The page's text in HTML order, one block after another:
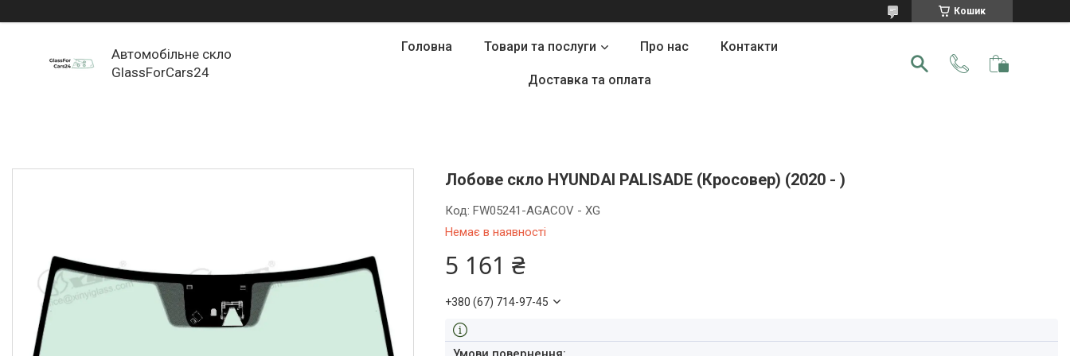
Кошик
Автомобільне скло
GlassForCars24
Головна Товари та послуги Про нас Контакти
Доставка та оплата
Лобове скло HYUNDAI PALISADE (Кросовер) (2020 - )
Немає в наявності
Код:FW05241-AGACOV - XG
5 161 ₴
+380 (67) 714-97-45